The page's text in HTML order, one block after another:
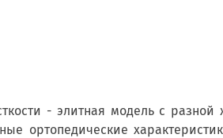
- элитная модель с разной
ортопедические